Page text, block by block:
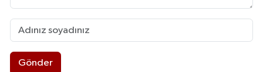
Gönder